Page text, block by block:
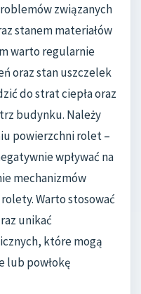
związanych
stanem materiałów
warto regularnie
oraz stan uszczelek
do strat ciepła oraz
budynku. Należy
powierzchni rolet –
wpływać na
mechanizmów
Warto stosować
unikać
które mogą
lub powłokę